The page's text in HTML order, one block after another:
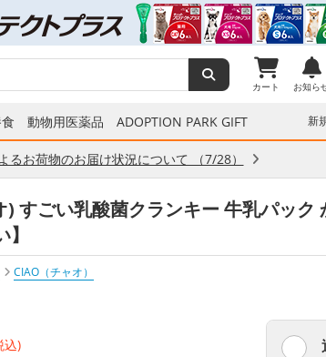
カート お知ら
動物用医薬品 ADOPTION PARK GIFT 新
お荷物のお届け状況について （7/28）
) すごい乳酸菌クランキー 牛乳パック
CIAO（チャオ）
込)